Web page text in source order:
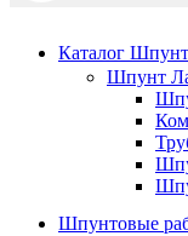
Каталог
Шпунт
Шпунтовые